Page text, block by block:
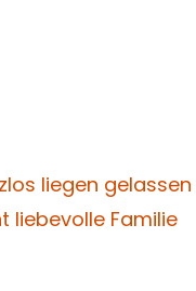
liegen gelassen
liebevolle Familie